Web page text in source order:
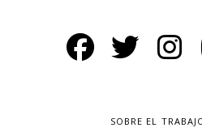
SOBRE EL